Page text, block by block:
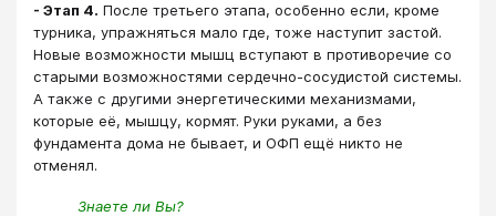
- Этап 4. После третьего этапа, особенно если, кроме
турника, упражняться мало где, тоже наступит застой.
Новые возможности мышц вступают в противоречие со
старыми возможностями сердечно-сосудистой системы.
А также с другими энергетическими механизмами,
которые её, мышцу, кормят. Руки руками, а без
фундамента дома не бывает, и ОФП ещё никто не
отменял.
Знаете ли Вы?